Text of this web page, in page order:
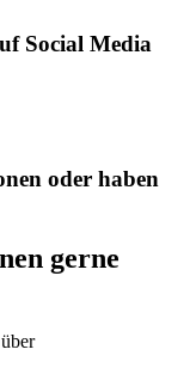
Social Media
oder haben
gerne